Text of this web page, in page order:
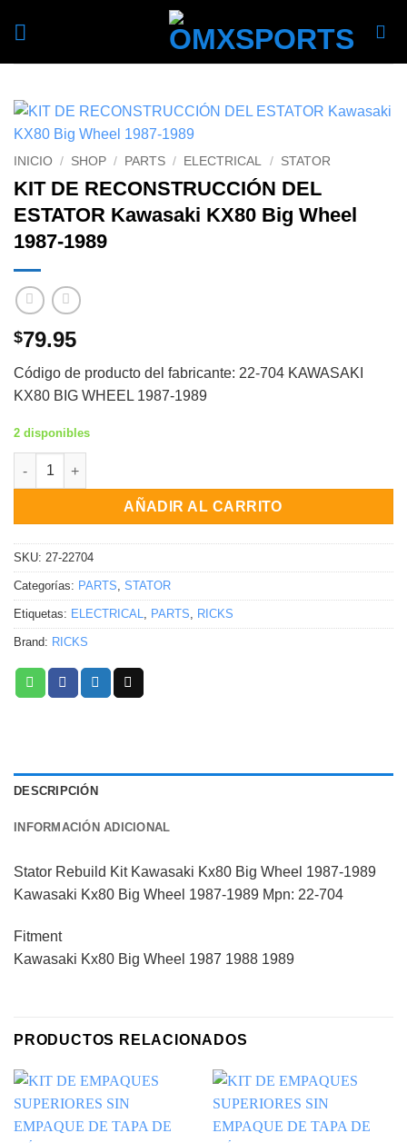
INICIO / SHOP / PARTS / ELECTRICAL / STATOR
KIT DE RECONSTRUCCIÓN DEL
ESTATOR Kawasaki KX80 Big Wheel
1987-1989
$79.95
Código de producto del fabricante: 22-704 KAWASAKI
KX80 BIG WHEEL 1987-1989
2 disponibles
KIT DE RECONSTRUCCIÓN DEL ESTATOR Kawasaki KX80 Big
AÑADIR AL CARRITO
SKU: 27-22704
Categorías: PARTS STATOR
Etiquetas: ELECTRICAL PARTS RICKS
Brand: RICKS
DESCRIPCIÓN
INFORMACIÓN ADICIONAL
Stator Rebuild Kit Kawasaki Kx80 Big Wheel 1987-1989
Kawasaki Kx80 Big Wheel 1987-1989 Mpn: 22-704
Fitment
Kawasaki Kx80 Big Wheel 1987 1988 1989
PRODUCTOS RELACIONADOS